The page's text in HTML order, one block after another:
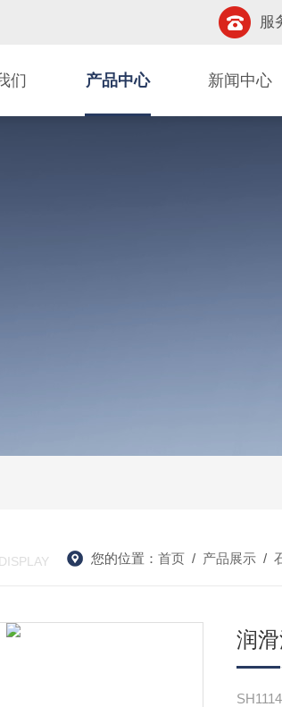
服
们 产品中心 新闻中心
您的位置： 首页/ 产品展示/
润